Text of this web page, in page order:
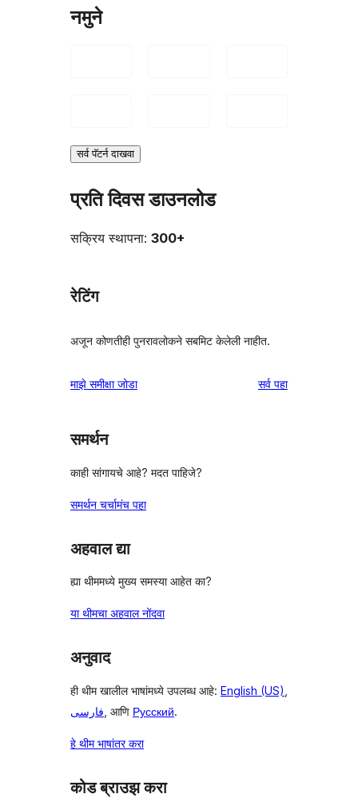
नमुने
सर्व पॅटर्न दाखवा
प्रति दिवस डाउनलोड
सक्रिय स्थापना: 300+
रेटिंग
अजून कोणतीही पुनरावलोकने सबमिट केलेली नाहीत.
माझे समीक्षा जोडा सर्वपुनरावलोकने
पहा
समर्थन
काही सांगायचे आहे? मदत पाहिजे?
समर्थन चर्चामंच पहा
अहवाल द्या
ह्या थीममध्ये मुख्य समस्या आहेत का?
या थीमचा अहवाल नोंदवा
अनुवाद
ही थीम खालील भाषांमध्ये उपलब्ध आहे: English (US)
فارسی , आणि Русский.
हे थीम भाषांतर करा
कोड ब्राउझ करा